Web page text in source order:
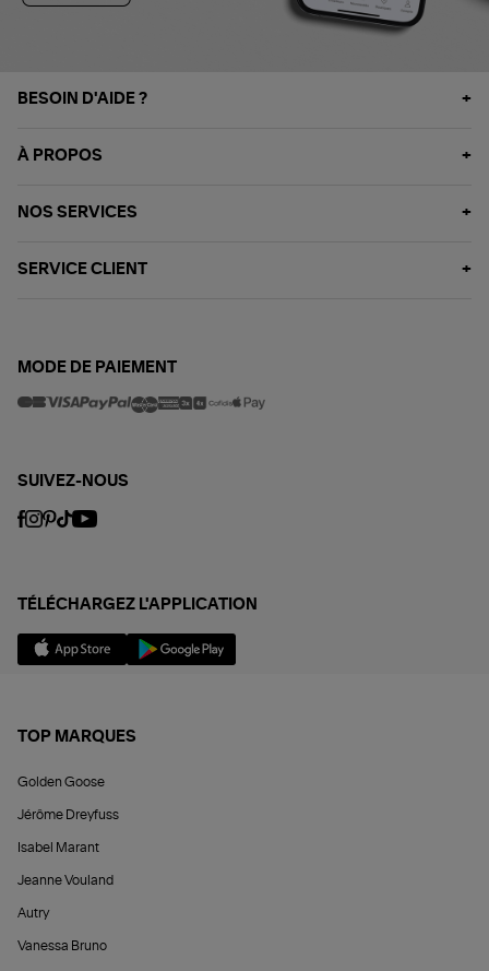
BESOIN D'AIDE ?
À PROPOS
NOS SERVICES
SERVICE CLIENT
MODE DE PAIEMENT
SUIVEZ-NOUS
TÉLÉCHARGEZ L'APPLICATION
TOP MARQUES
Golden Goose
Jérôme Dreyfuss
Isabel Marant
Jeanne Vouland
Autry
Vanessa Bruno